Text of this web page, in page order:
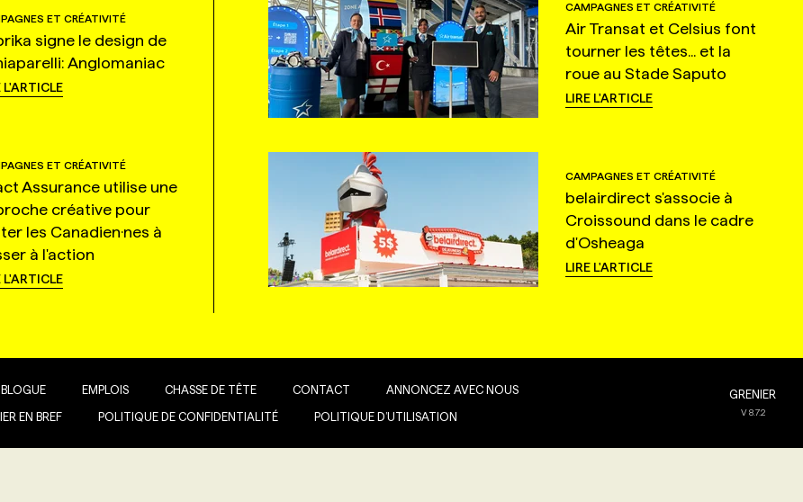
ET CRÉATIVITÉ
signe le design de
Anglomaniac
L'ARTICLE
CAMPAGNES ET CRÉATIVITÉ
Air Transat et Celsius font
tourner les têtes... et la
roue au Stade Saputo
LIRE L'ARTICLE
ET CRÉATIVITÉ
Assurance utilise une
créative pour
les Canadien·nes à
à l'action
L'ARTICLE
CAMPAGNES ET CRÉATIVITÉ
belairdirect s'associe à
Croissound dans le cadre
d'Osheaga
LIRE L'ARTICLE
BLOGUE EMPLOIS CHASSE DE TÊTE CONTACT ANNONCEZ AVEC NOUS
EN BREF POLITIQUE DE CONFIDENTIALITÉ POLITIQUE D’UTILISATION
GRENIER
V8.7.2